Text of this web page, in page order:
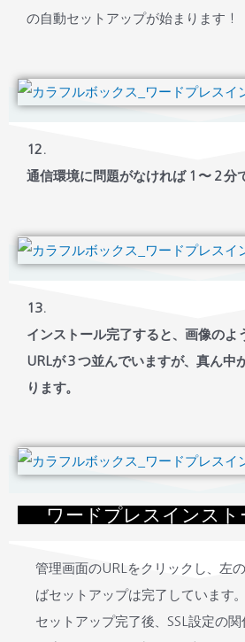
の自動セットアップが始まります！
12.
通信環境に問題がなければ１〜２分
13.
インストール完了すると、画像のよ
URLが３つ並んでいますが、真ん中
ります。
ワードプレスインス
管理画面のURLをクリックし、左
ばセットアップは完了しています。
セ ットアップ完了後、SSL設定の